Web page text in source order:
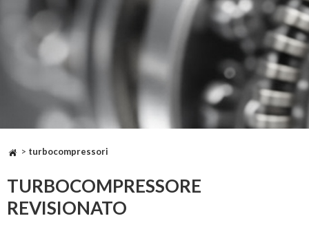
> turbocompressori
TURBOCOMPRESSORE
REVISIONATO